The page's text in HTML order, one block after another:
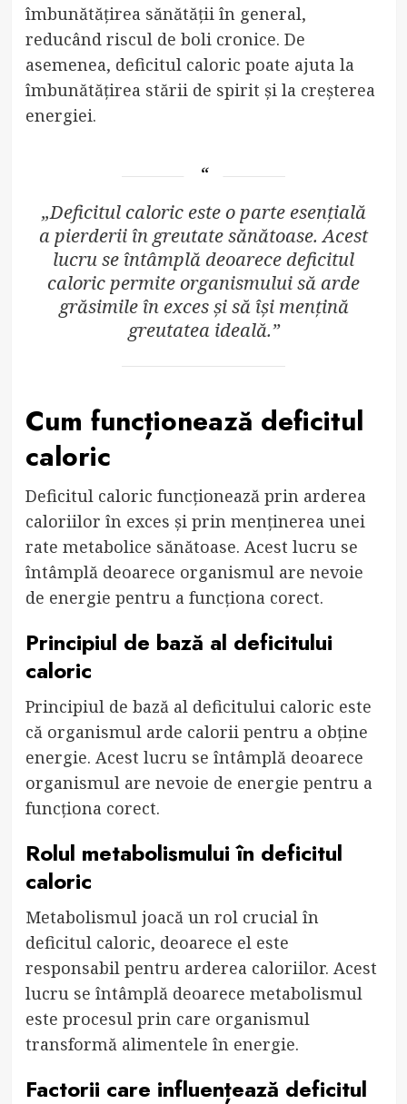
îmbunătățirea sănătății în general,
reducând riscul de boli cronice. De
asemenea, deficitul caloric poate ajuta la
îmbunătățirea stării de spirit și la creșterea
energiei.
„Deficitul caloric este o parte esențială
a pierderii în greutate sănătoase. Acest
lucru se întâmplă deoarece deficitul
caloric permite organismului să arde
grăsimile în exces și să își mențină
greutatea ideală.”
Cum funcționează deficitul
caloric
Deficitul caloric funcționează prin arderea
caloriilor în exces și prin menținerea unei
rate metabolice sănătoase. Acest lucru se
întâmplă deoarece organismul are nevoie
de energie pentru a funcționa corect.
Principiul de bază al deficitului
caloric
Principiul de bază al deficitului caloric este
că organismul arde calorii pentru a obține
energie. Acest lucru se întâmplă deoarece
organismul are nevoie de energie pentru a
funcționa corect.
Rolul metabolismului în deficitul
caloric
Metabolismul joacă un rol crucial în
deficitul caloric, deoarece el este
responsabil pentru arderea caloriilor. Acest
lucru se întâmplă deoarece metabolismul
este procesul prin care organismul
transformă alimentele în energie.
Factorii care influențează deficitul